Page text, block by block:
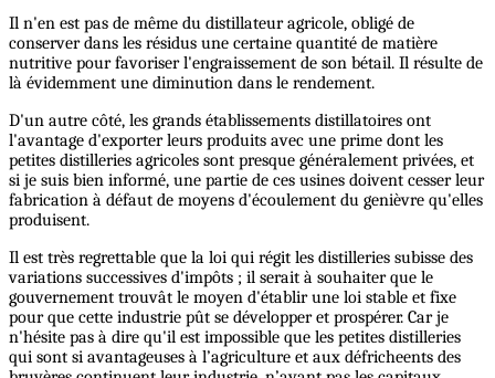
Il n'en est pas de même du distillateur agricole, obligé de
conserver dans les résidus une certaine quantité de matière
nutritive pour favoriser l'engraissement de son bétail. Il résulte de
là évidemment une diminution dans le rendement.
D'un autre côté, les grands établissements distillatoires ont
l'avantage d'exporter leurs produits avec une prime dont les
petites distilleries agricoles sont presque généralement privées, et
si je suis bien informé, une partie de ces usines doivent cesser leur
fabrication à défaut de moyens d'écoulement du genièvre qu'elles
produisent.
Il est très regrettable que la loi qui régit les distilleries subisse des
variations successives d'impôts ; il serait à souhaiter que le
gouvernement trouvât le moyen d'établir une loi stable et fixe
pour que cette industrie pût se développer et prospérer. Car je
n'hésite pas à dire qu'il est impossible que les petites distilleries
qui sont si avantageuses à l’agriculture et aux défricheents des